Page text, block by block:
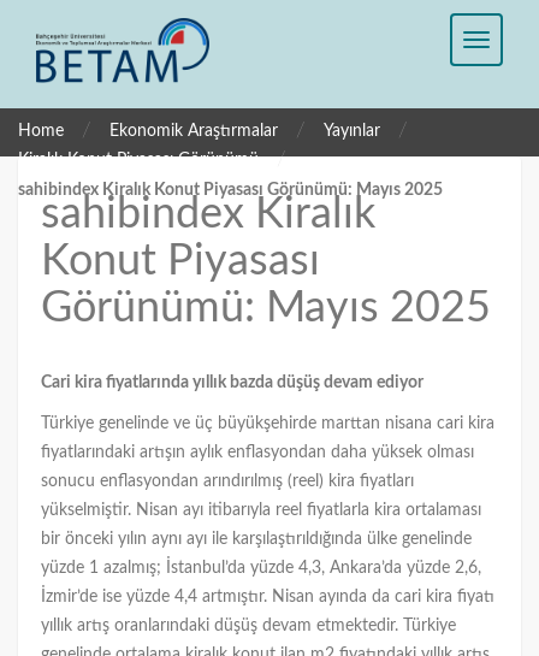
Home / Ekonomik Araştırmalar / Yayınlar /
Kiralık Konut Piyasası Görünümü /
sahibindex Kiralık Konut Piyasası Görünümü: Mayıs 2025
sahibindex Kiralık
Konut Piyasası
Görünümü: Mayıs 2025
Cari kira fiyatlarında yıllık bazda düşüş devam ediyor
Türkiye genelinde ve üç büyükşehirde marttan nisana cari kira
fiyatlarındaki artışın aylık enflasyondan daha yüksek olması
sonucu enflasyondan arındırılmış (reel) kira fiyatları
yükselmiştir. Nisan ayı itibarıyla reel fiyatlarla kira ortalaması
bir önceki yılın aynı ayı ile karşılaştırıldığında ülke genelinde
yüzde 1 azalmış; İstanbul’da yüzde 4,3, Ankara’da yüzde 2,6,
İzmir’de ise yüzde 4,4 artmıştır. Nisan ayında da cari kira fiyatı
yıllık artış oranlarındaki düşüş devam etmektedir. Türkiye